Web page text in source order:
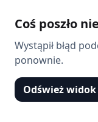
Coś poszło
Wystąpił błąd
ponownie.
Odśwież widok